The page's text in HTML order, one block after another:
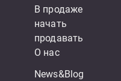
В продаже
начать
продавать
О нас
News&Blog